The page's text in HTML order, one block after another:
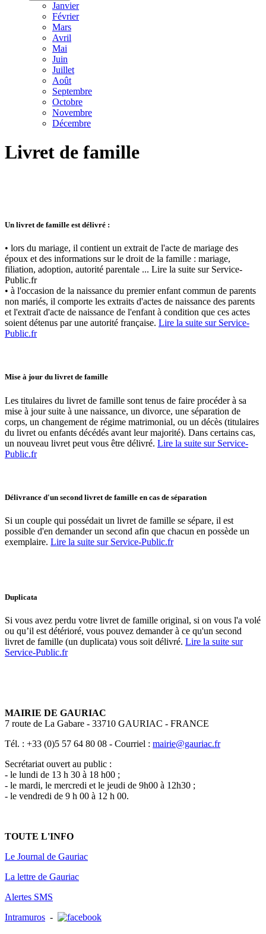
Janvier
Février
Mars
Avril
Mai
Juin
Juillet
Août
Septembre
Octobre
Novembre
Décembre
Livret de famille
Un livret de famille est délivré :
• lors du mariage, il contient un extrait de l'acte de mariage des
époux et des informations sur le droit de la famille : mariage,
filiation, adoption, autorité parentale ... Lire la suite sur Service-
Public.fr
• à l'occasion de la naissance du premier enfant commun de parents
non mariés, il comporte les extraits d'actes de naissance des parents
et l'extrait d'acte de naissance de l'enfant à condition que ces actes
soient détenus par une autorité française. Lire la suite sur Service-
Public.fr
Mise à jour du livret de famille
Les titulaires du livret de famille sont tenus de faire procéder à sa
mise à jour suite à une naissance, un divorce, une séparation de
corps, un changement de régime matrimonial, ou un décès (titulaires
du livret ou enfants décédés avant leur majorité). Dans certains cas,
un nouveau livret peut vous être délivré. Lire la suite sur Service-
Public.fr
Délivrance d'un second livret de famille en cas de séparation
Si un couple qui possédait un livret de famille se sépare, il est
possible d'en demander un second afin que chacun en possède un
exemplaire. Lire la suite sur Service-Public.fr
Duplicata
Si vous avez perdu votre livret de famille original, si on vous l'a volé
ou qu’il est détérioré, vous pouvez demander à ce qu'un second
livret de famille (un duplicata) vous soit délivré. Lire la suite sur
Service-Public.fr
MAIRIE DE GAURIAC
7 route de La Gabare - 33710 GAURIAC - FRANCE
Tél. : +33 (0)5 57 64 80 08 - Courriel : mairie@gauriac.fr
Secrétariat ouvert au public :
- le lundi de 13 h 30 à 18 h00 ;
- le mardi, le mercredi et le jeudi de 9h00 à 12h30 ;
- le vendredi de 9 h 00 à 12 h 00.
TOUTE L'INFO
Le Journal de Gauriac
La lettre de Gauriac
Alertes SMS
Intramuros -